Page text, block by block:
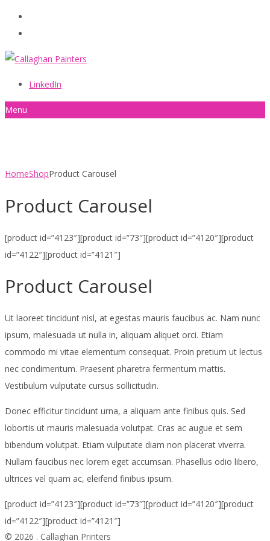
LinkedIn
Menu
HomeShopProduct Carousel
Product Carousel
[product id=”4123″][product id=”73″][product id=”4120″][product
id=”4122″][product id=”4121″]
Product Carousel
Ut laoreet tincidunt nisl, at egestas mauris faucibus ac. Nam nunc
ipsum, malesuada ut nulla in, aliquam aliquet orci. Etiam
commodo mi vitae elementum consequat. Proin pretium ut lectus
nec condimentum. Praesent pharetra fermentum mattis.
Vestibulum vulputate cursus sollicitudin.
Donec efficitur tincidunt urna, a aliquam ante finibus quis. Sed
lobortis ut mauris malesuada volutpat. Cras ac augue et sem
bibendum volutpat. Etiam vulputate diam non placerat viverra.
Nullam faucibus nec lorem eget accumsan. Phasellus odio libero,
ultrices vel quam ac, eleifend finibus ipsum.
[product id=”4123″][product id=”73″][product id=”4120″][product
id=”4122″][product id=”4121″]
© 2026 . Callaghan Printers